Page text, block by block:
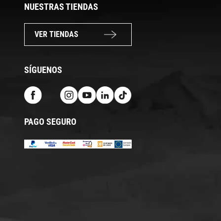
NUESTRAS TIENDAS
VER TIENDAS
SÍGUENOS
PAGO SEGURO